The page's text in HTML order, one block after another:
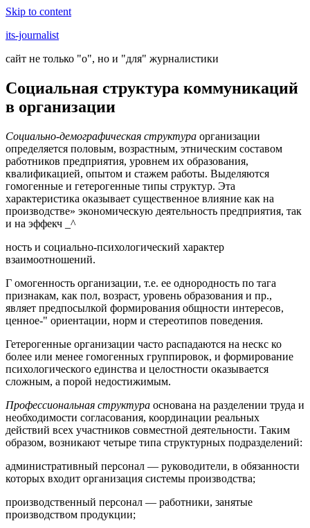
Skip to content
its-journalist
сайт не только "о", но и "для" журналистики
Социальная структура коммуникаций
в организации
Социально-демографическая структура организации
определяется половым, возрастным, этническим составом
работников предприятия, уровнем их образования,
квалификацией, опытом и стажем работы. Выделяются
гомогенные и гетерогенные типы структур. Эта
характеристика оказывает существенное влияние как на
производстве» экономическую деятельность предприятия, так
и на эффекч _^
ность и социально-психологический характер
взаимоотношений.
Г омогенность организации, т.е. ее однородность по тага
признакам, как пол, возраст, уровень образования и пр.,
являет предпосылкой формирования общности интересов,
ценное-" ориентации, норм и стереотипов поведения.
Гетерогенные организации часто распадаются на нескс ко
более или менее гомогенных группировок, и формирование
психологического единства и целостности оказывается
сложным, а порой недостижимым.
Профессиональная структура основана на разделении труда и
необходимости согласования, координации реальных
действий всех участников совместной деятельности. Таким
образом, возникают четыре типа структурных подразделений:
административный персонал — руководители, в обязанности
которых входит организация системы производства;
производственный персонал — работники, занятые
производством продукции;